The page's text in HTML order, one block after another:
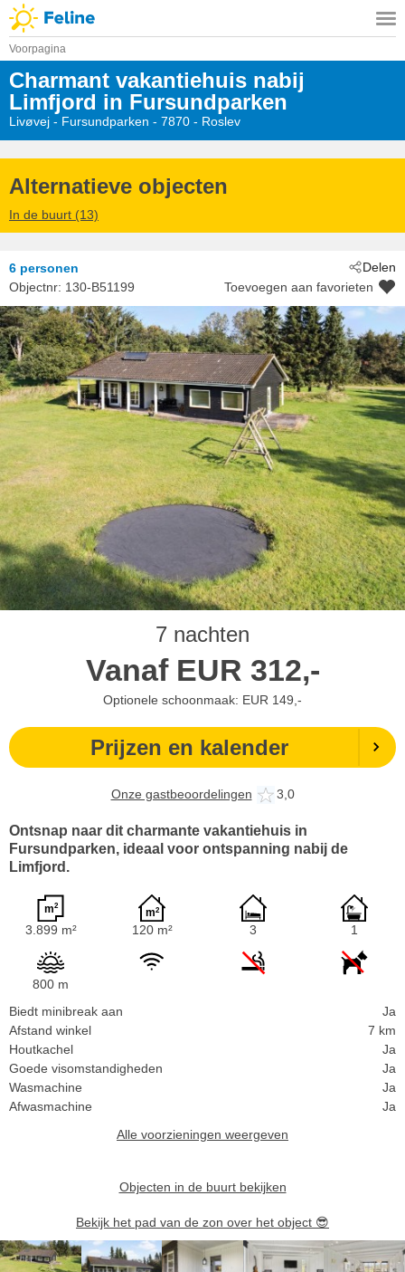
Voorpagina
Charmant vakantiehuis nabij
Limfjord in Fursundparken
Livøvej - Fursundparken - 7870 - Roslev
Alternatieve objecten
In de buurt (13)
Delen
6 personen
Objectnr: 130-B51199 Toevoegen aan favorieten
7 nachten
Vanaf EUR 312,-
Optionele schoonmaak: EUR 149,-
Prijzen en kalender
Onze gastbeoordelingen 3,0
Ontsnap naar dit charmante vakantiehuis in
Fursundparken, ideaal voor ontspanning nabij de
Limfjord.
3.899 m² 120 m² 3 1
800 m
Biedt minibreak aan
Ja
Afstand winkel
7 km
Houtkachel
Ja
Goede visomstandigheden
Ja
Wasmachine
Ja
Afwasmachine
Ja
Alle voorzieningen weergeven
Objecten in de buurt bekijken
Bekijk het pad van de zon over het object 😎